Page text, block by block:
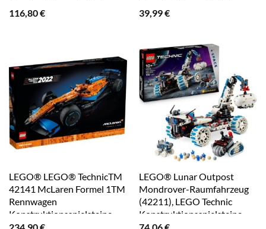
(905 St)
116,80€
39,99€
LEGO® LEGO® TechnicTM
42141 McLaren Formel 1TM
Rennwagen
Konstruktionsspielsteine,
LEGO® Lunar Outpost
Mondrover-Raumfahrzeug
(42211), LEGO Technic
Konstruktionsspielsteine,